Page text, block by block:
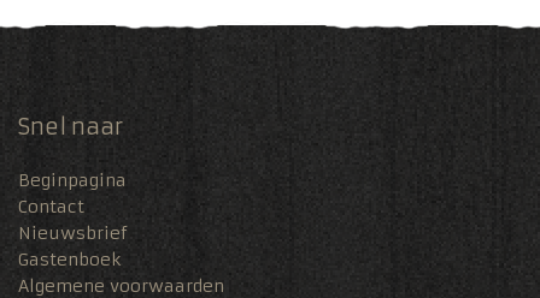
Snel naar
Beginpagina
Contact
Nieuwsbrief
Gastenboek
Algemene voorwaarden